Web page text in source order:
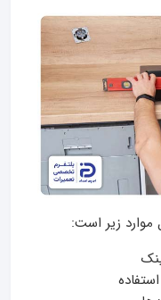
زیر است: